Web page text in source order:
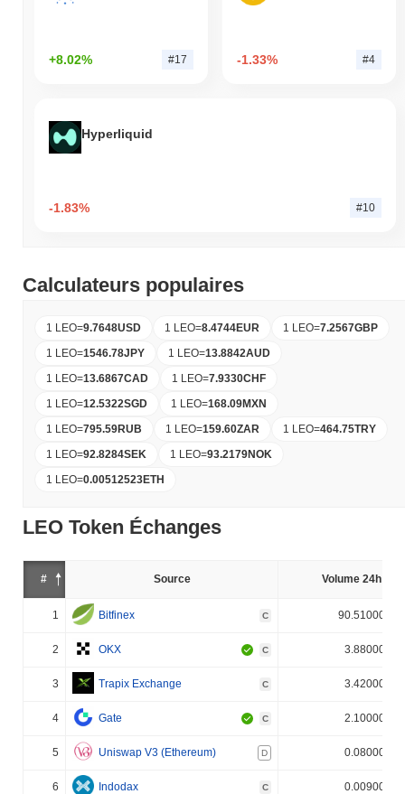
+8.02% #17 -1.33% #4
Hyperliquid
-1.83% #10
Calculateurs populaires
1 LEO=9.7648USD 1 LEO=8.4744EUR 1 LEO=7.2567GBP
1 LEO=1546.78JPY 1 LEO=13.8842AUD
1 LEO=13.6867CAD 1 LEO=7.9330CHF
1 LEO=12.5322SGD 1 LEO=168.09MXN
1 LEO=795.59RUB 1 LEO=159.60ZAR 1 LEO=464.75TRY
1 LEO=92.8284SEK 1 LEO=93.2179NOK
1 LEO=0.00512523ETH
LEO Token Échanges
# Source Volume 24h (%)
1 Bitfinex C 90.510000%
2 OKX C 3.880000%
3 Trapix Exchange C 3.420000%
4 Gate C 2.100000%
5 Uniswap V3 (Ethereum) D 0.080000%
6 Indodax C 0.009000%